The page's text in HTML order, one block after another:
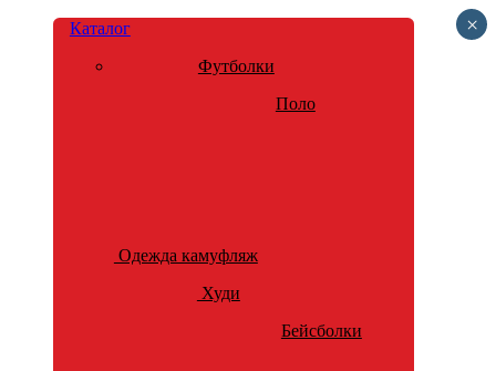
Каталог
Футболки
Поло
Одежда камуфляж
Худи
Бейсболки
×